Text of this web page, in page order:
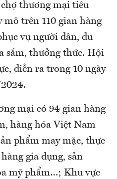
thương mại tiêu
mô trên 110 gian hàng
vụ người dân, du
sắm, thưởng thức. Hội
diễn ra trong 10 ngày
mại có 94 gian hàng
hàng hóa Việt Nam
phẩm may mặc, thực
gia dụng, sản
mỹ phẩm…; Khu vực